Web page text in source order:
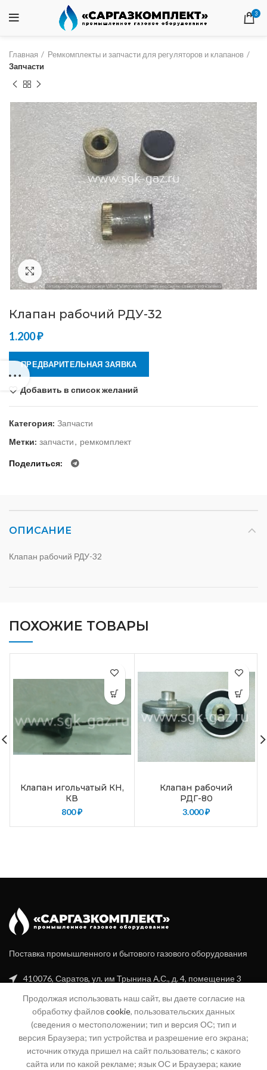
3
Главная
Ремкомплекты и запчасти для регуляторов и клапанов
Запчасти
Нажмите, чтобы увеличить
Клапан рабочий РДУ-32
1.200₽
ПРЕДВАРИТЕЛЬНАЯ ЗАЯВКА
Добавить в список желаний
Категория: Запчасти
Метки: запчасти, ремкомплект
Поделиться
ОПИСАНИЕ
Клапан рабочий РДУ-32
ПОХОЖИЕ ТОВАРЫ
Клапан игольчатый КН,
КВ
800₽
Клапан рабочий
РДГ-80
3.000₽
Поставка промышленного и бытового газового оборудования
410076, Саратов, ул. им Трынина А.С., д. 4, помещение 3
+7 (8452) 20-99-16
+7 (960) 356-94-70
info@sgk-gaz.ru
04@sgk-gaz.ru
Продолжая использовать наш сайт, вы даете согласие на
обработку файловcookie, пользовательских данных
(сведения о местоположении; тип и версия ОС; тип и
версия Браузера; тип устройства и разрешение его экрана;
источник откуда пришел на сайт пользователь; с какого
сайта или по какой рекламе; язык ОС и Браузера; какие